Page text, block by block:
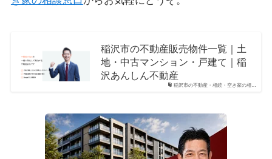
稲沢市の不動産・相続・空き家の相…
稲沢市の不動産販売物件一覧｜土
地・中古マンション・戸建て｜稲
沢あんしん不動産